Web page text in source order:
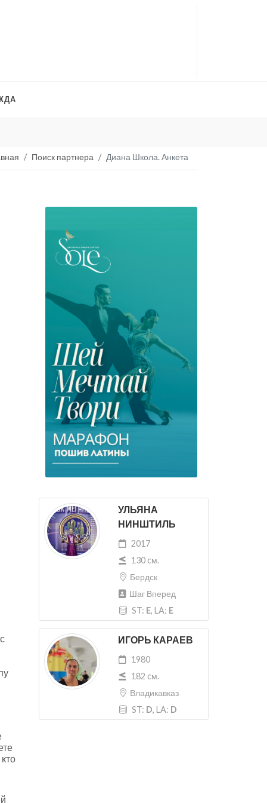
Поиск партнера Диана Школа. Анкета
УЛЬЯНА
НИНШТИЛЬ
2017
130 cм.
Бердск
Шаг Вперед
ST: E, LA: E
ИГОРЬ КАРАЕВ
1980
182 cм.
Владикавказ
ST: D, LA: D